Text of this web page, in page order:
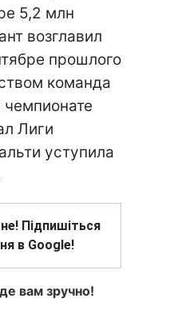
5,2 млн
возглавил
прошлого
команда
чемпионате
Лиги
уступила
Підпишіться
в Google!
вам зручно!